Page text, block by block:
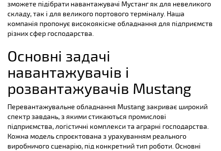
зможете підібрати навантажувачі Мустанг як для невеликого
складу, так і для великого портового терміналу. Наша
компанія пропонує високоякісне обладнання для підприємств
різних сфер господарства.
Основні задачі
навантажувачів і
розвантажувачів Mustang
Перевантажувальне обладнання Mustang закриває широкий
спектр завдань, з якими стикаються промислові
підприємства, логістичні комплекси та аграрні господарства.
Кожна модель спроєктована з урахуванням реального
виробничого сценарію, під конкретний тип роботи. Основні